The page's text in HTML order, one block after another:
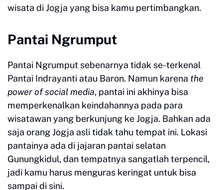
wisata di Jogja yang bisa kamu pertimbangkan.
Pantai Ngrumput
Pantai Ngrumput sebenarnya tidak se-terkenal
Pantai Indrayanti atau Baron. Namun karena the
power of social media, pantai ini akhinya bisa
memperkenalkan keindahannya pada para
wisatawan yang berkunjung ke Jogja. Bahkan ada
saja orang Jogja asli tidak tahu tempat ini. Lokasi
pantainya ada di jajaran pantai selatan
Gunungkidul, dan tempatnya sangatlah terpencil,
jadi kamu harus menguras keringat untuk bisa
sampai di sini.